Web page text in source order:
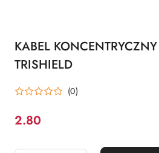
KABEL KONCENTRYCZNY
TRISHIELD
(0)
Cena:
2.80